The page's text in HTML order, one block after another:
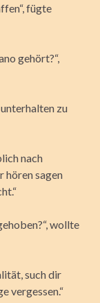
fügte
gehört?“,
zu
nach
hören sagen
wollte
such dir
vergessen.“